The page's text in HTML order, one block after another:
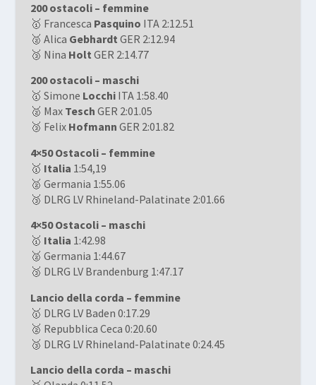
200 ostacoli – femmine
🥇 Francesca Pasquino ITA 2:12.51
🥈 Alica Gebhardt GER 2:12.94
🥉 Nina Holt GER 2:14.77
200 ostacoli – maschi
🥇 Simone LocchiITA 1:58.40
🥈 Max Tesch GER 2:01.05
🥉 Felix Hofmann GER 2:01.82
4×50 Ostacoli – femmine
🥇 Italia 1:54,19
🥈 Germania 1:55.06
🥉 DLRG LV Rhineland-Palatinate 2:01.66
4×50 Ostacoli – maschi
🥇 Italia 1:42.98
🥈 Germania 1:44.67
🥉 DLRG LV Brandenburg 1:47.17
Lancio della corda – femmine
🥇 DLRG LV Baden 0:17.29
🥈 Repubblica Ceca 0:20.60
🥉 DLRG LV Rhineland-Palatinate 0:24.45
Lancio della corda – maschi